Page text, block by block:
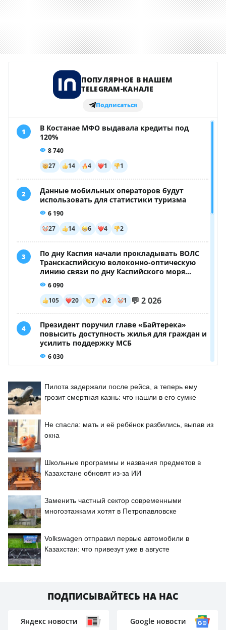
Пилота задержали после рейса, а теперь ему
грозит смертная казнь: что нашли в его сумке
Не спасла: мать и её ребёнок разбились, выпав из
окна
Школьные программы и названия предметов в
Казахстане обновят из-за ИИ
Заменить частный сектор современными
многоэтажками хотят в Петропавловске
Volkswagen отправил первые автомобили в
Казахстан: что привезут уже в августе
ПОДПИСЫВАЙТЕСЬ НА НАС
Яндекс новости Google новости